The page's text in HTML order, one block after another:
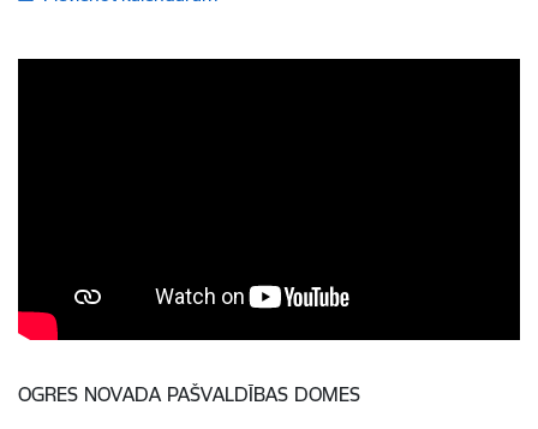
OGRES NOVADA PAŠVALDĪBAS DOMES